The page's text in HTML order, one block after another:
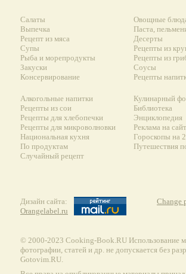
Салаты
Выпечка
Рецепт из мяса
Супы
Рыба и морепродукты
Закуски
Консервирование
Овощные
Паста,
Десерты
Рецепты из
Рецепты из
Соусы
Рецепты
Алкогольные напитки
Рецепты из сои
Рецепты для хлебопечки
Рецепты для микроволновки
Национальная кухня
По продуктам
Случайный рецепт
Кулинарный
Библиотека
Энциклопедия
Реклама на
Гороскопы на
Путешествия
Дизайн сайта:
Orangelabel.ru
Change
© 2000-2023 Сooking-Book.RU Использование
фотографии, статей и др. не допускается без
Gotovim.RU.